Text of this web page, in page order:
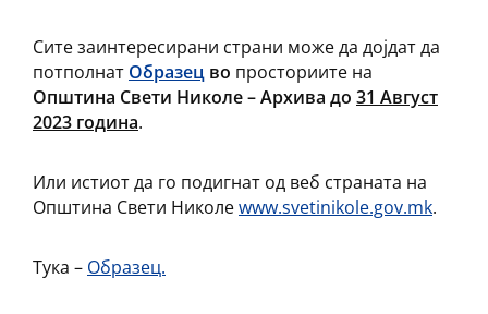
Сите заинтересирани страни може да дојдат да
потполнат Образец во просториите на
Општина Свети Николе – Архива до 31 Август
2023 година.
Или истиот да го подигнат од веб страната на
Општина Свети Николеwww.svetinikole.gov.mk.
Тука – Образец.